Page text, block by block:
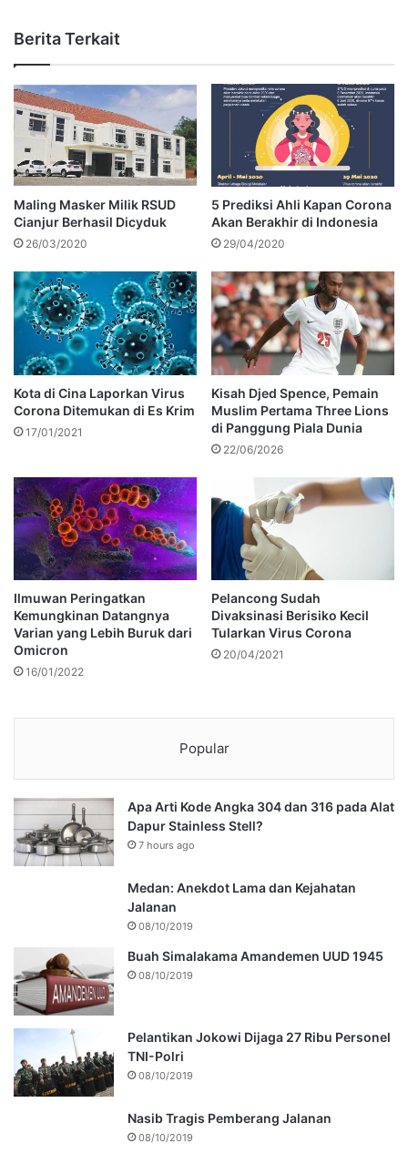
Berita Terkait
Maling Masker Milik RSUD
Cianjur Berhasil Dicyduk
26/03/2020
5 Prediksi Ahli Kapan Corona
Akan Berakhir di Indonesia
29/04/2020
Kota di Cina Laporkan Virus
Corona Ditemukan di Es Krim
17/01/2021
Kisah Djed Spence, Pemain
Muslim Pertama Three Lions
di Panggung Piala Dunia
22/06/2026
Ilmuwan Peringatkan
Kemungkinan Datangnya
Varian yang Lebih Buruk dari
Omicron
16/01/2022
Pelancong Sudah
Divaksinasi Berisiko Kecil
Tularkan Virus Corona
20/04/2021
Popular
Apa Arti Kode Angka 304 dan 316 pada Alat
Dapur Stainless Stell?
7 hours ago
Medan: Anekdot Lama dan Kejahatan
Jalanan
08/10/2019
Buah Simalakama Amandemen UUD 1945
08/10/2019
Pelantikan Jokowi Dijaga 27 Ribu Personel
TNI-Polri
08/10/2019
Nasib Tragis Pemberang Jalanan
08/10/2019